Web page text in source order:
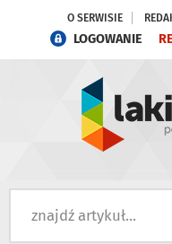
O SERWISIE
LOGOWANIE